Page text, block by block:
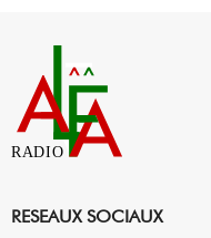
RADIO
RESEAUX SOCIAUX